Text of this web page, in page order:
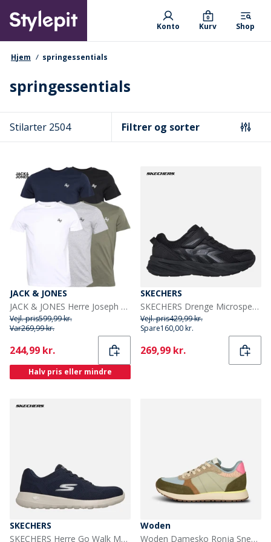
main
content
Primary departments
Konto Kurv
0
Shop
navigationssti
Hjem springessentials
springessentials
Stilarter 2504 Filtrer og sorter
JACK & JONES
JACK & JONES Herre Joseph Fem Pakke T-shirts Marineblå / Hvid / Grå / Støvet Oliven / Sort
Vejl. pris599,99 kr.
Var269,99 kr.
Current
244,99 kr.
Halv pris eller mindre
SKECHERS
SKECHERS Drenge Microspec Tread Sneakers Sort
Vejl. pris429,99 kr.
Spare160,00 kr.
Current
269,99 kr.
SKECHERS
SKECHERS Herre Go Walk Max Maddoxx Sneakers Navy
Woden
Woden Damesko Ronja Sneakers 189 Stone Multi